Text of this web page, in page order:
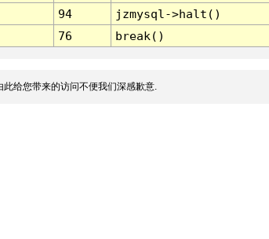
94
jzmysql->halt()
76 break()
给您带来的访问不便我们深感歉意.